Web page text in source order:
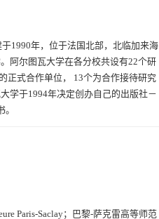
于1990年，位于法国北部，北临加来海
阿尔图瓦大学在各分校共设有22个研
正式合作单位， 13个为合作接待研究
学于1994年决定创办自己的出版社－
Paris-Saclay；巴黎-萨克雷高等师范